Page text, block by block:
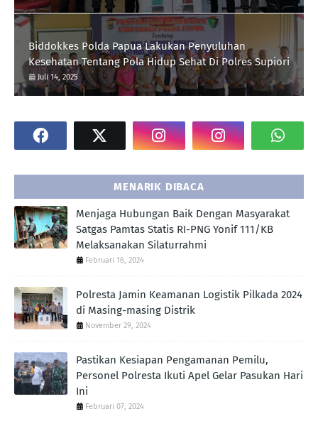
Biddokkes Polda Papua Lakukan Penyuluhan
Kesehatan Tentang Pola Hidup Sehat Di Polres Supiori
Juli 14, 2025
MENARIK DIBACA
Menjaga Hubungan Baik Dengan Masyarakat
Satgas Pamtas Statis RI-PNG Yonif 111/KB
Melaksanakan Silaturrahmi
Februari 16, 2024
Polresta Jamin Keamanan Logistik Pilkada 2024
di Masing-masing Distrik
November 29, 2024
Pastikan Kesiapan Pengamanan Pemilu,
Personel Polresta Ikuti Apel Gelar Pasukan Hari
Ini
Februari 07, 2024